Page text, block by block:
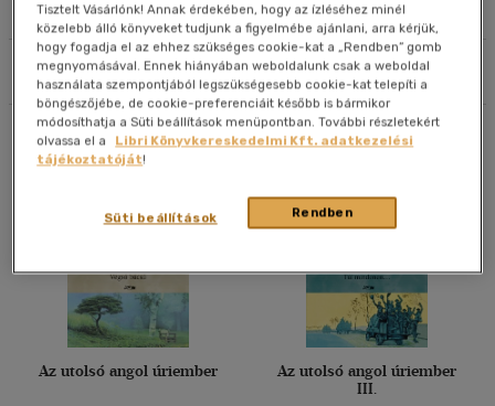
Olvasói vélemények
Szűrés Rendezés
Megjelenítés
20 db / oldal
40 db / oldal
Összesen4db
Az utolsó angol úriember
Az utolsó angol úriember
III.
Tisztelt Vásárlónk! Annak érdekében, hogy az ízléséhez minél
közelebb álló könyveket tudjunk a figyelmébe ajánlani, arra kérjük,
hogy fogadja el az ehhez szükséges cookie-kat a „Rendben” gomb
megnyomásával. Ennek hiányában weboldalunk csak a weboldal
használata szempontjából legszükségesebb cookie-kat telepíti a
böngészőjébe, de cookie-preferenciáit később is bármikor
módosíthatja a Süti beállítások menüpontban. További részletekért
olvassa el a
Libri Könyvkereskedelmi Kft. adatkezelési
tájékoztatóját!
Rendben
Süti beállítások